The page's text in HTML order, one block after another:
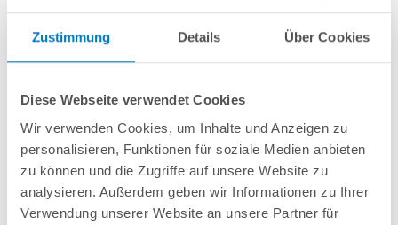
Zustimmung Details Über Cookies
Diese Webseite verwendet Cookies
Wir verwenden Cookies, um Inhalte und Anzeigen zu
personalisieren, Funktionen für soziale Medien anbieten
zu können und die Zugriffe auf unsere Website zu
analysieren. Außerdem geben wir Informationen zu Ihrer
Verwendung unserer Website an unsere Partner für
PS30/80--Rechteckpool POOLSANA HQ 8,00 x 4,00 x
1,50 m | Folie grau 0,8 mm | PROFI-Set
Kurzbeschreibung